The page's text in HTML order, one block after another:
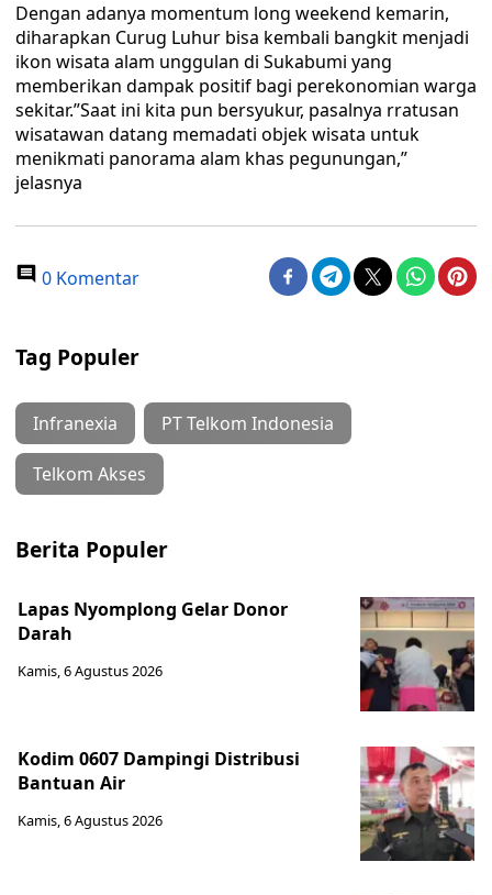
Dengan adanya momentum long weekend kemarin,
diharapkan Curug Luhur bisa kembali bangkit menjadi
ikon wisata alam unggulan di Sukabumi yang
memberikan dampak positif bagi perekonomian warga
sekitar.”Saat ini kita pun bersyukur, pasalnya rratusan
wisatawan datang memadati objek wisata untuk
menikmati panorama alam khas pegunungan,”
jelasnya
0 Komentar
Tag Populer
Infranexia PT Telkom Indonesia
Telkom Akses
Berita Populer
Lapas Nyomplong Gelar Donor
Darah
Kamis, 6 Agustus 2026
Kodim 0607 Dampingi Distribusi
Bantuan Air
Kamis, 6 Agustus 2026